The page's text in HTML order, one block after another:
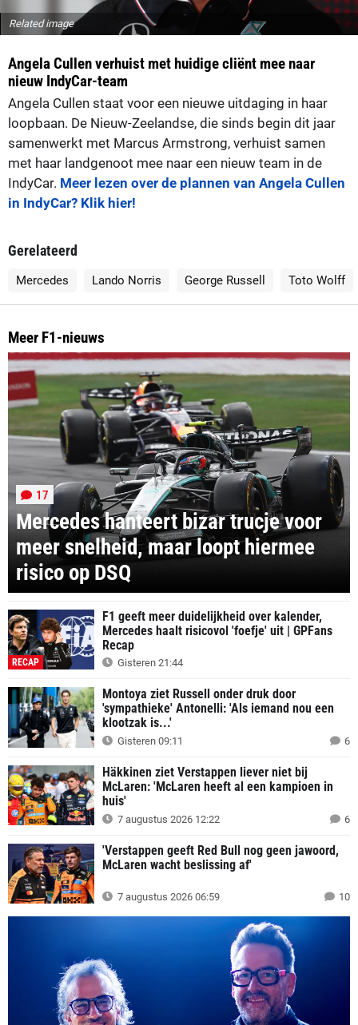
Related image
Angela Cullen verhuist met huidige cliënt mee naar
nieuw IndyCar-team
Angela Cullen staat voor een nieuwe uitdaging in haar
loopbaan. De Nieuw-Zeelandse, die sinds begin dit jaar
samenwerkt met Marcus Armstrong, verhuist samen
met haar landgenoot mee naar een nieuw team in de
IndyCar. Meer lezen over de plannen van Angela Cullen
in IndyCar? Klik hier!
Gerelateerd
Mercedes Lando Norris George Russell Toto Wolff
Meer F1-nieuws
Mercedes hanteert bizar trucje voor
meer snelheid, maar loopt hiermee
risico op DSQ
17
RECAP
F1 geeft meer duidelijkheid over kalender,
Mercedes haalt risicovol 'foefje' uit | GPFans
Recap
Gisteren 21:44
Montoya ziet Russell onder druk door
'sympathieke' Antonelli: 'Als iemand nou een
klootzak is...'
Gisteren 09:11 6
Häkkinen ziet Verstappen liever niet bij
McLaren: 'McLaren heeft al een kampioen in
huis'
7 augustus 2026 12:22 6
'Verstappen geeft Red Bull nog geen jawoord,
McLaren wacht beslissing af'
7 augustus 2026 06:59 10